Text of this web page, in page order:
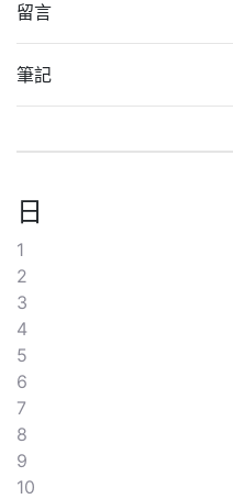
留言
筆記
日
1
2
3
4
5
6
7
8
9
10